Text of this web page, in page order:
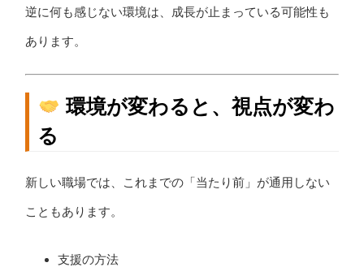
逆に何も感じない環境は、成長が止まっている可能性も
あります。
環境が変わると、視点が変わ
る
新しい職場では、これまでの「当たり前」が通用しない
こともあります。
支援の方法